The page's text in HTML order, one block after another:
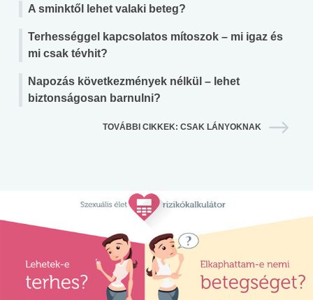
A sminktől lehet valaki beteg?
Terhességgel kapcsolatos mítoszok – mi igaz és
mi csak tévhit?
Napozás következmények nélkül – lehet
biztonságosan barnulni?
TOVÁBBI CIKKEK: CSAK LÁNYOKNAK